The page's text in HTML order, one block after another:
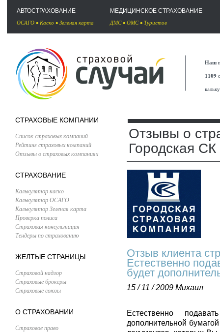
АВТОСТРАХОВАНИЕ
ОСАГО • Каско • Зеленая карта
МЕДИЦИНСКОЕ СТРАХОВАНИЕ
ДМС• ОМС• Туристов
Наш
1109
СТРАХОВЫЕ КОМПАНИИ
Список страховых компаний
Рейтинг страховых компаний
Отзывы о страховых компаниях
СТРАХОВАНИЕ
Калькулятор каско
Калькулятор ОСАГО
Калькулятор Зеленая карта
Проверка полиса
Страховая консультация
Тендеры по страхованию
ЖЕЛТЫЕ СТРАНИЦЫ
Страховой надзор
Страховые брокеры
Страховые союзы
О СТРАХОВАНИИ
Страховое право
Отзывы о
Городская СК
Отзыв клиента
Естественно
будет
15 / 11 / 2009 Михаил
Естественно
дополнительной